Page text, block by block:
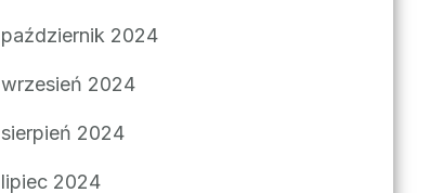
październik 2024
wrzesień 2024
sierpień 2024
lipiec 2024